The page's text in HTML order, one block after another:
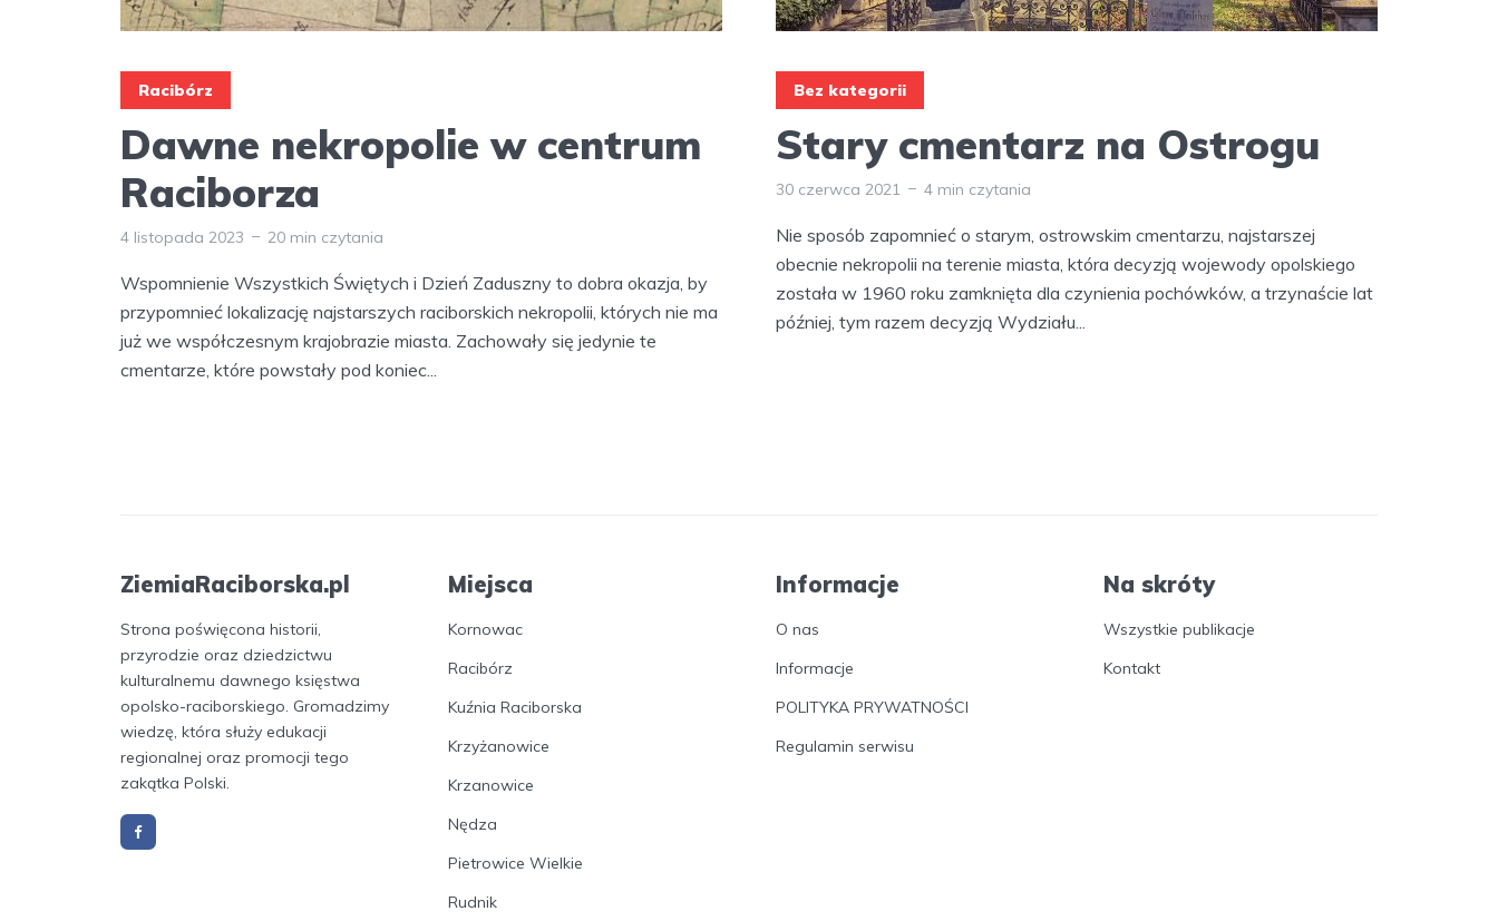
Racibórz
Dawne nekropolie w centrum
Raciborza
4 listopada 2023 20 min czytania
Wspomnienie Wszystkich Świętych i Dzień Zaduszny to dobra okazja, by
przypomnieć lokalizację najstarszych raciborskich nekropolii, których nie ma
już we współczesnym krajobrazie miasta. Zachowały się jedynie te
cmentarze, które powstały pod koniec...
Bez kategorii
Stary cmentarz na Ostrogu
30 czerwca 2021 4 min czytania
Nie sposób zapomnieć o starym, ostrowskim cmentarzu, najstarszej
obecnie nekropolii na terenie miasta, która decyzją wojewody opolskiego
została w 1960 roku zamknięta dla czynienia pochówków, a trzynaście lat
później, tym razem decyzją Wydziału...
ZiemiaRaciborska.pl
Strona poświęcona historii,
przyrodzie oraz dziedzictwu
kulturalnemu dawnego księstwa
opolsko-raciborskiego. Gromadzimy
wiedzę, która służy edukacji
regionalnej oraz promocji tego
zakątka Polski.
Miejsca
Kornowac
Racibórz
Kuźnia Raciborska
Krzyżanowice
Krzanowice
Nędza
Pietrowice Wielkie
Rudnik
Informacje
O nas
Informacje
POLITYKA PRYWATNOŚCI
Regulamin serwisu
Na skróty
Wszystkie publikacje
Kontakt